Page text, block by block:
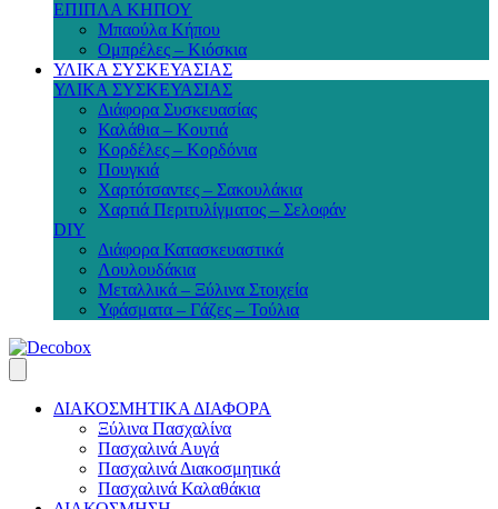
ΕΠΙΠΛΑ ΚΗΠΟΥ
Μπαούλα Κήπου
Ομπρέλες – Κιόσκια
ΥΛΙΚΑ ΣΥΣΚΕΥΑΣΙΑΣ
ΥΛΙΚΑ ΣΥΣΚΕΥΑΣΙΑΣ
Διάφορα Συσκευασίας
Καλάθια – Κουτιά
Κορδέλες – Κορδόνια
Πουγκιά
Χαρτότσαντες – Σακουλάκια
Χαρτιά Περιτυλίγματος – Σελοφάν
DIY
Διάφορα Κατασκευαστικά
Λουλουδάκια
Μεταλλικά – Ξύλινα Στοιχεία
Υφάσματα – Γάζες – Τούλια
ΔΙΑΚΟΣΜΗΤΙΚΑ ΔΙΑΦΟΡΑ
Ξύλινα Πασχαλίνα
Πασχαλινά Αυγά
Πασχαλινά Διακοσμητικά
Πασχαλινά Καλαθάκια